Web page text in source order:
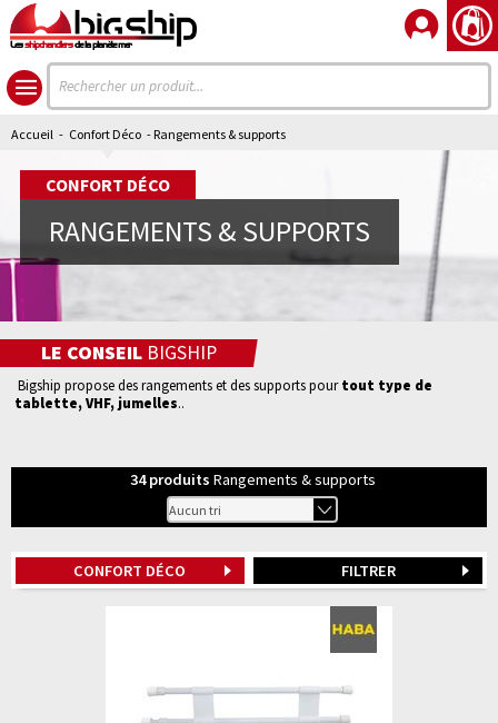
Lesshipchandlersde la planète mer
Accueil - Confort Déco - Rangements & supports
LE CONSEIL BIGSHIP
Bigship propose des rangements et des supportspourtout type de
tablette, VHF, jumelles..
CONFORT DÉCO
RANGEMENTS & SUPPORTS
34produits Rangements & supports
CONFORT DÉCO FILTRER